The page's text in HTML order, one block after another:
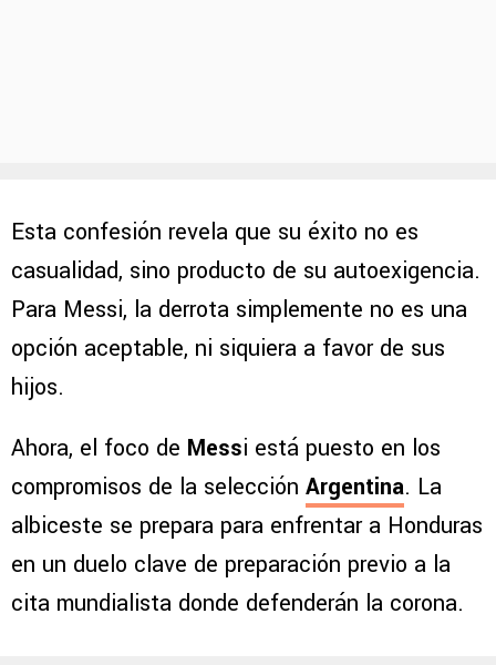
Esta confesión revela que su éxito no es
casualidad, sino producto de su autoexigencia.
Para Messi, la derrota simplemente no es una
opción aceptable, ni siquiera a favor de sus
hijos.
Ahora, el foco de Messi está puesto en los
compromisos de la selección Argentina. La
albiceste se prepara para enfrentar a Honduras
en un duelo clave de preparación previo a la
cita mundialista donde defenderán la corona.